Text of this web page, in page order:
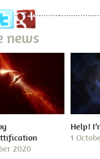
news
2020
Help!
1